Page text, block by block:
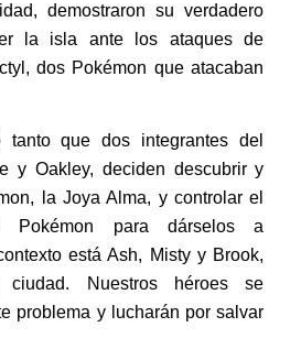
demostraron su verdadero
la isla ante los ataques de
dos Pokémon que atacaban
tanto que dos integrantes del
y Oakley, deciden descubrir y
la Joya Alma, y controlar el
Pokémon para dárselos a
está Ash, Misty y Brook,
Nuestros héroes se
problema y lucharán por salvar